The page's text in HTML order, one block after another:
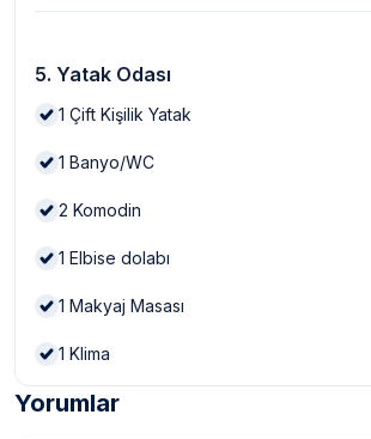
5. Yatak Odası
1 Çift Kişilik Yatak
1 Banyo/WC
2 Komodin
1 Elbise dolabı
1 Makyaj Masası
1 Klima
Yorumlar